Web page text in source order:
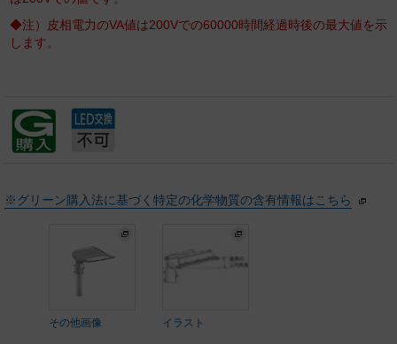
◆注）皮相電力のVA値は200Vでの60000時間経過時後の最大値を示
します。
※グリーン購入法に基づく特定の化学物質の含有情報はこちら
その他画像 イラスト